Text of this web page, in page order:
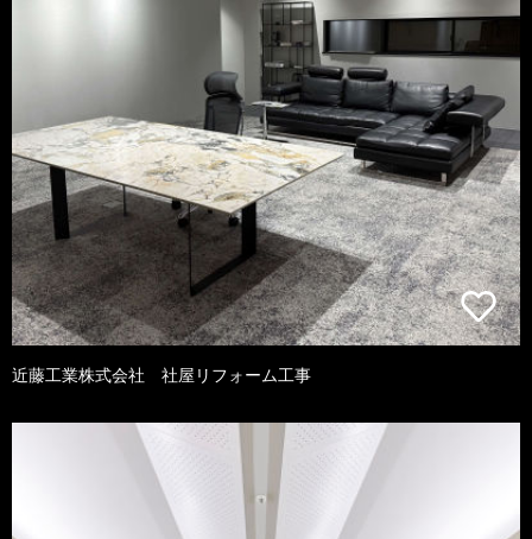
近藤工業株式会社 社屋リフォーム工事